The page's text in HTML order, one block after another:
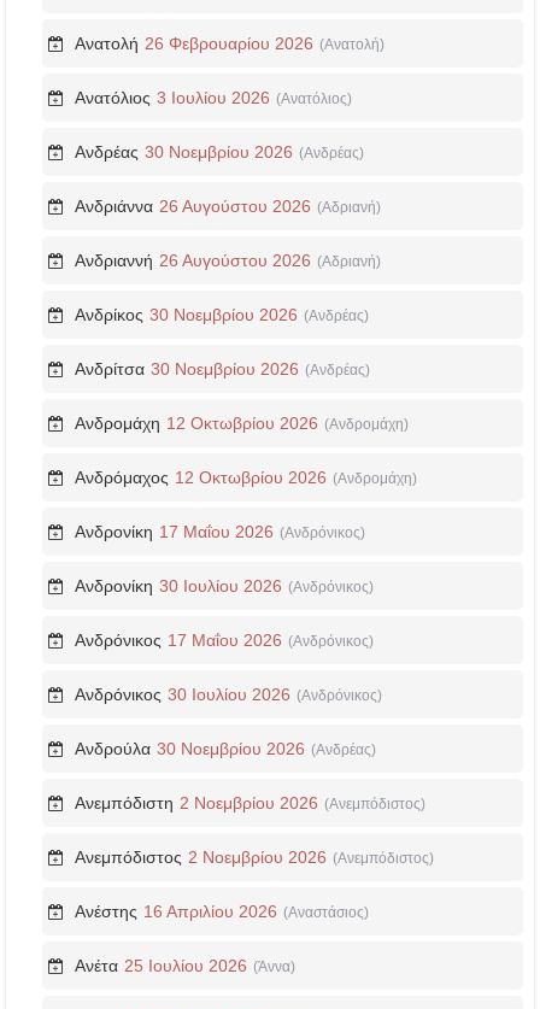
Ανατολή 26 Φεβρουαρίου 2026 (Ανατολή)
Ανατόλιος 3 Ιουλίου 2026 (Ανατόλιος)
Ανδρέας 30 Νοεμβρίου 2026 (Ανδρέας)
Ανδριάννα 26 Αυγούστου 2026 (Αδριανή)
Ανδριαννή 26 Αυγούστου 2026 (Αδριανή)
Ανδρίκος 30 Νοεμβρίου 2026 (Ανδρέας)
Ανδρίτσα 30 Νοεμβρίου 2026 (Ανδρέας)
Ανδρομάχη 12 Οκτωβρίου 2026 (Ανδρομάχη)
Ανδρόμαχος 12 Οκτωβρίου 2026 (Ανδρομάχη)
Ανδρονίκη 17 Μαΐου 2026 (Ανδρόνικος)
Ανδρονίκη 30 Ιουλίου 2026 (Ανδρόνικος)
Ανδρόνικος 17 Μαΐου 2026 (Ανδρόνικος)
Ανδρόνικος 30 Ιουλίου 2026 (Ανδρόνικος)
Ανδρούλα 30 Νοεμβρίου 2026 (Ανδρέας)
Ανεμπόδιστη 2 Νοεμβρίου 2026 (Ανεμπόδιστος)
Ανεμπόδιστος 2 Νοεμβρίου 2026 (Ανεμπόδιστος)
Ανέστης 16 Απριλίου 2026 (Αναστάσιος)
Ανέτα 25 Ιουλίου 2026 (Άννα)